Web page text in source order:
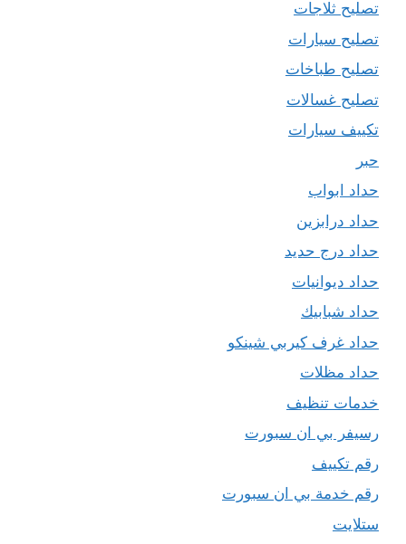
تصليح ثلاجات
تصليح سيارات
تصليح طباخات
تصليح غسالات
تكييف سيارات
حبر
حداد ابواب
حداد درابزين
حداد درج حديد
حداد ديوانيات
حداد شبابيك
حداد غرف كيربي شينكو
حداد مظلات
خدمات تنظيف
رسيفر بي ان سبورت
رقم تكييف
رقم خدمة بي ان سبورت
ستلايت